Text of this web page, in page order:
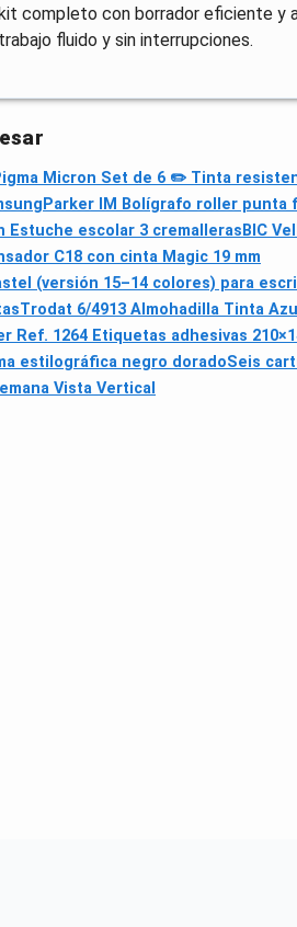
kit completo con borrador eficiente y
trabajo fluido y sin interrupciones.
Micron Set de 6 ✏️ Tinta
Parker IM Bolígrafo roller punta
Estuche escolar 3 cremallerasBIC
C18 con cinta Magic 19 mm
(versión 15–14 colores) para
Trodat 6/4913 Almohadilla Tinta
Ref. 1264 Etiquetas adhesivas
estilográfica negro doradoSeis
Vista Vertical